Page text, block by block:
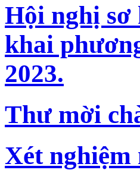
Hội nghị sơ
khai
2023.
Thư mời
Xét